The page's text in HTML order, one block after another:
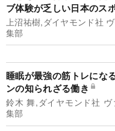
ブ体験が乏しい日本のス
上沼祐樹,ダイヤモンド社
集部
睡眠が最強の筋トレにな
ンの知られざる働き
鈴木 舞,ダイヤモンド社
集部